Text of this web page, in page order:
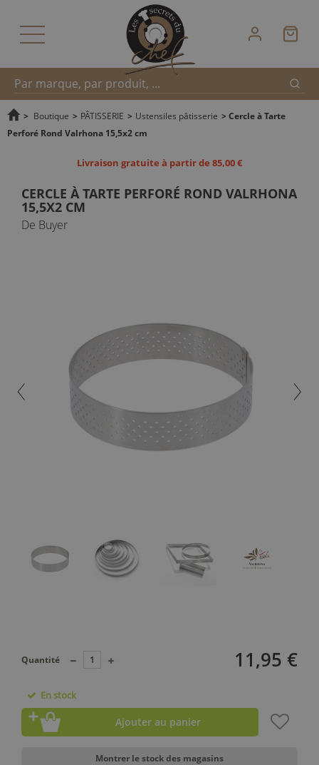
Recherche
> Boutique > PÂTISSERIE > Ustensiles pâtisserie > Cercle à Tarte
Perforé Rond Valrhona 15,5x2 cm
Livraison gratuite à partir de 85,00 €
CERCLE À TARTE PERFORÉ ROND VALRHONA
15,5X2 CM
De Buyer
11,95 €
Quantité
En stock
Ajouter au panier
Montrer le stock des magasins